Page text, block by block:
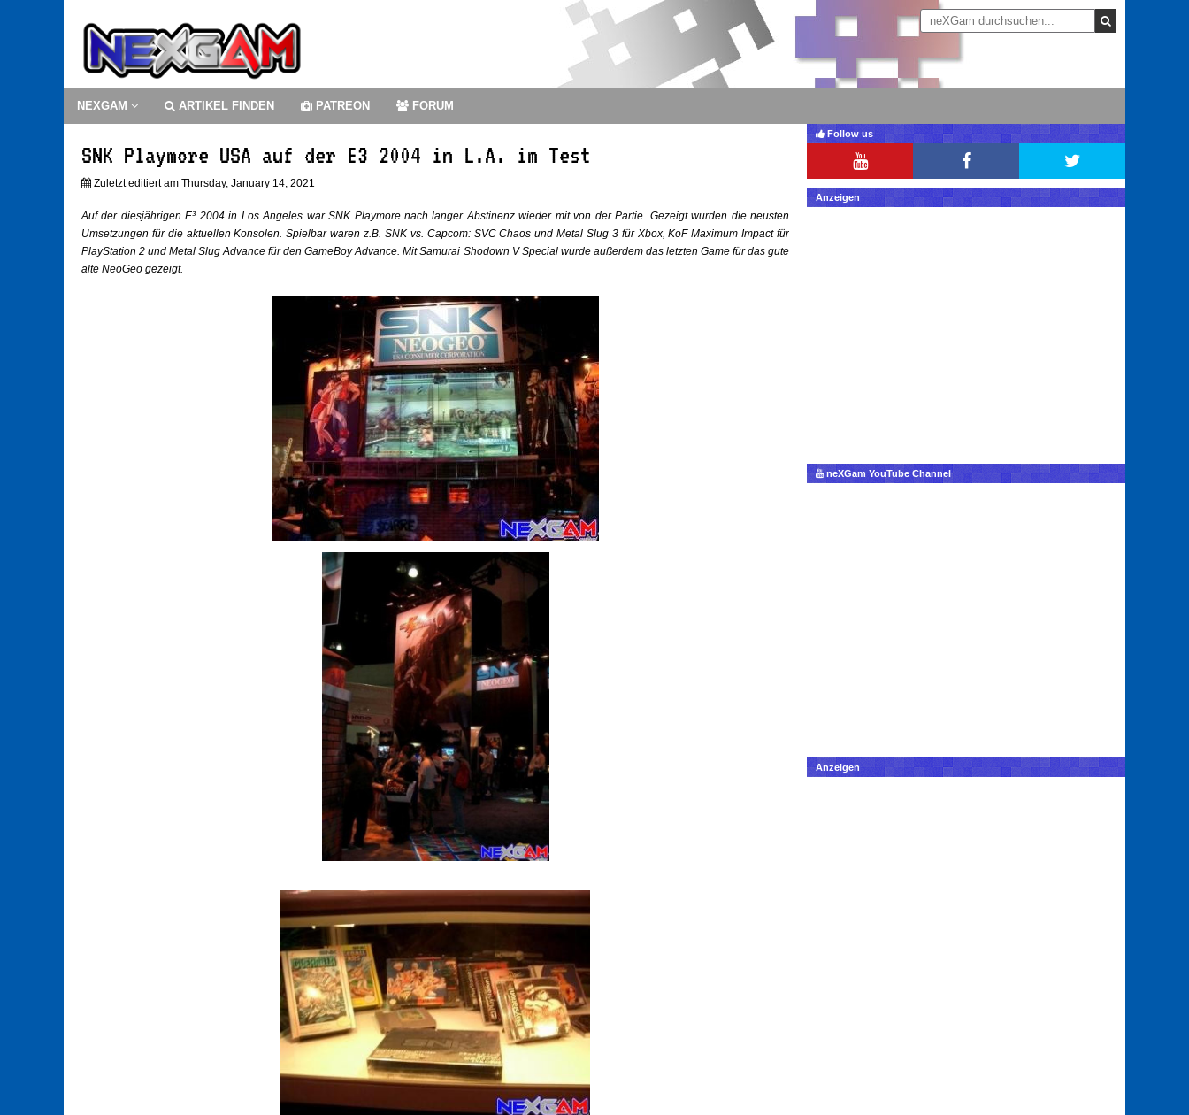
NEXGAM ARTIKEL FINDEN PATREON FORUM
SNK Playmore USA auf der E3 2004 in L.A. im Test
Zuletzt editiert am Thursday, January 14, 2021
Auf der diesjährigen E³ 2004 in Los Angeles war SNK Playmore nach langer Abstinenz wieder mit von der Partie. Gezeigt wurden die neusten
Umsetzungen für die aktuellen Konsolen. Spielbar waren z.B. SNK vs. Capcom: SVC Chaos und Metal Slug 3 für Xbox, KoF Maximum Impact für
PlayStation 2 und Metal Slug Advance für den GameBoy Advance. Mit Samurai Shodown V Special wurde außerdem das letzten Game für das gute
alte NeoGeo gezeigt.
Follow us
Anzeigen
neXGam YouTube Channel
Anzeigen